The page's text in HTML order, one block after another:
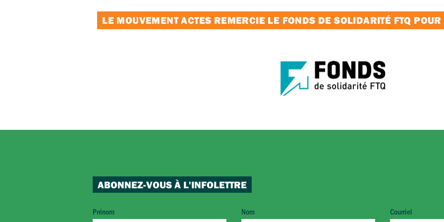
LE MOUVEMENT ACTES REMERCIE LE FONDS DE SOLIDARITÉ FTQ
ABONNEZ-VOUS À L'INFOLETTRE
Prénom Nom Courriel